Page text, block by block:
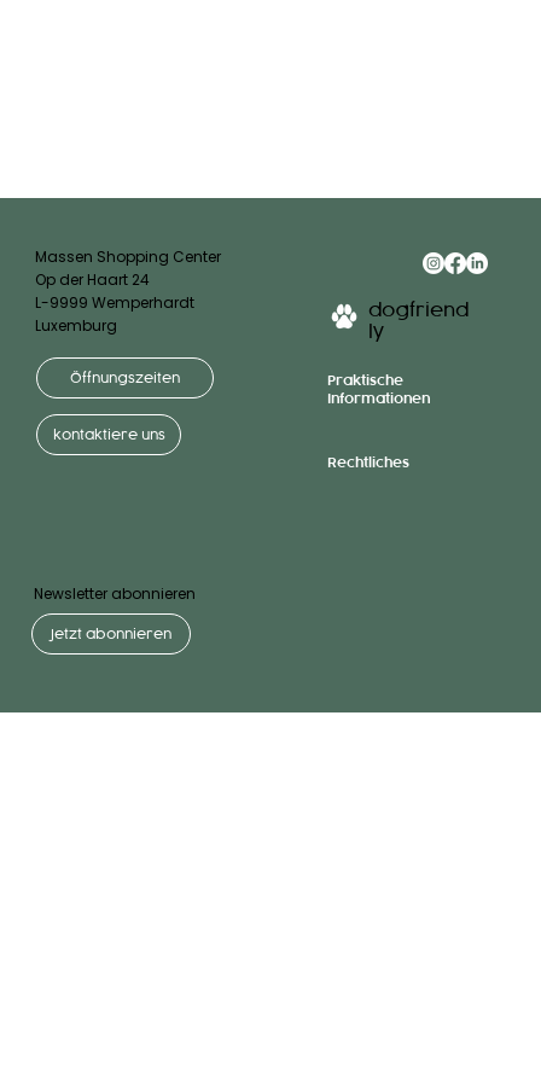
Newsletter abonnieren
Jetzt abonnieren
dogfriend
ly
Praktische
Informationen
Rechtliches
Massen Shopping Center
Op der Haart 24
L-9999 Wemperhardt
Luxemburg
Öffnungszeiten
kontaktiere uns